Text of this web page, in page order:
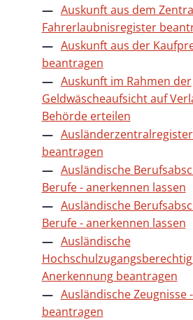
Auskunft aus dem
Fahrerlaubnisregister
Auskunft aus der
beantragen
Auskunft im Rahmen der
Geldwäscheaufsicht auf
Behörde erteilen
beantragen
Ausländische
Berufe - anerkennen lassen
Ausländische
Berufe - anerkennen lassen
Ausländische
Anerkennung beantragen
Ausländische Zeugnisse
beantragen